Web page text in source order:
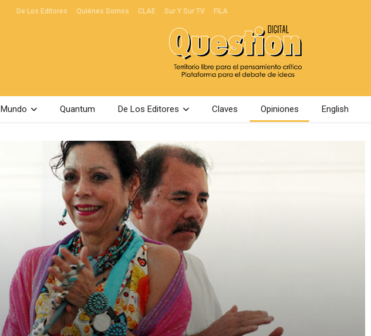
De Los Editores Quiénes Somos CLAE Sur Y Sur TV FILA
Mundo Quantum De Los Editores Claves Opiniones English